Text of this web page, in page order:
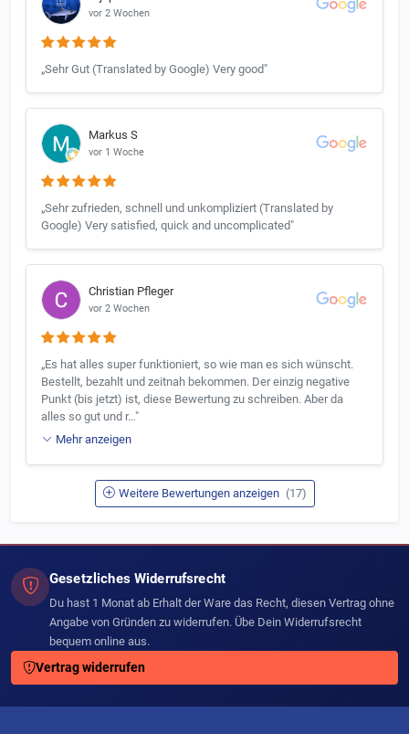
vor 2 Wochen
„Sehr Gut (Translated by Google) Very good"
Markus S
vor 1 Woche
„Sehr zufrieden, schnell und unkompliziert (Translated by
Google) Very satisfied, quick and uncomplicated"
Christian Pfleger
vor 2 Wochen
„Es hat alles super funktioniert, so wie man es sich wünscht.
Bestellt, bezahlt und zeitnah bekommen. Der einzig negative
Punkt (bis jetzt) ist, diese Bewertung zu schreiben. Aber da
alles so gut und r…"
Mehr anzeigen
Weitere Bewertungen anzeigen (17)
Gesetzliches Widerrufsrecht
Du hast 1 Monat ab Erhalt der Ware das Recht, diesen Vertrag ohne
Angabe von Gründen zu widerrufen. Übe Dein Widerrufsrecht
bequem online aus.
Vertrag widerrufen